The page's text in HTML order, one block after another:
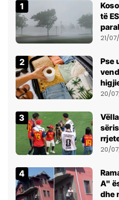
të
21/
Pse
20/
20/
A"
dhe